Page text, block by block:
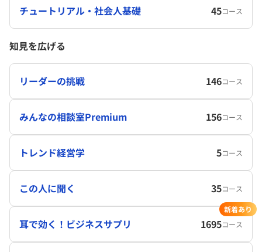
チュートリアル・社会人基礎 45コース
知見を広げる
リーダーの挑戦 146コース
みんなの相談室Premium 156コース
トレンド経営学 5コース
この人に聞く 35コース
耳で効く！ビジネスサプリ 1695コース
新着あり